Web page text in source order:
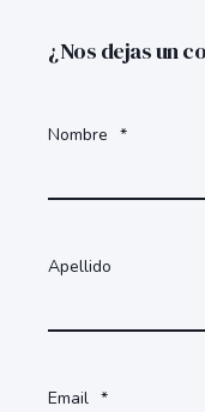
¿Nos dejas un
Nombre *
Apellido
Email *